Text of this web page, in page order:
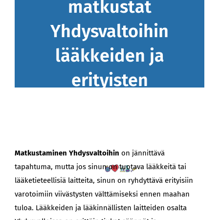
matkustat
Yhdysvaltoihin
lääkkeiden ja
erityisten
Matkustaminen Yhdysvaltoihin on jännittävä
tapahtuma, mutta jos sinun on tuotava lääkkeitä tai
lääketieteellisiä laitteita, sinun on ryhdyttävä erityisiin
varotoimiin viivästysten välttämiseksi ennen maahan
tuloa. Lääkkeiden ja lääkinnällisten laitteiden osalta